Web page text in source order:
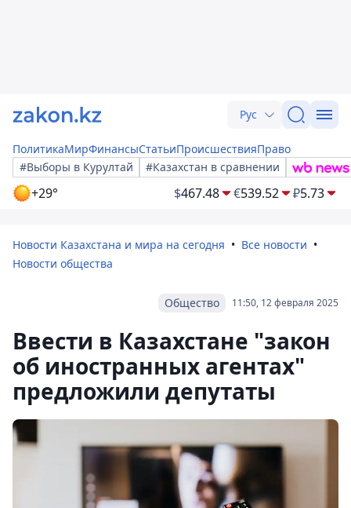
Рус
ПолитикаМирФинансыСтатьиПроисшествияПраво
#Выборы в Курултай
#Казахстан в сравнении
+29° $467.48 €539.52 ₽5.73
Новости Казахстана и мира на сегодня
Все новости
Новости общества
11:50, 12 февраля 2025
Общество
Ввести в Казахстане "закон
об иностранных агентах"
предложили депутаты